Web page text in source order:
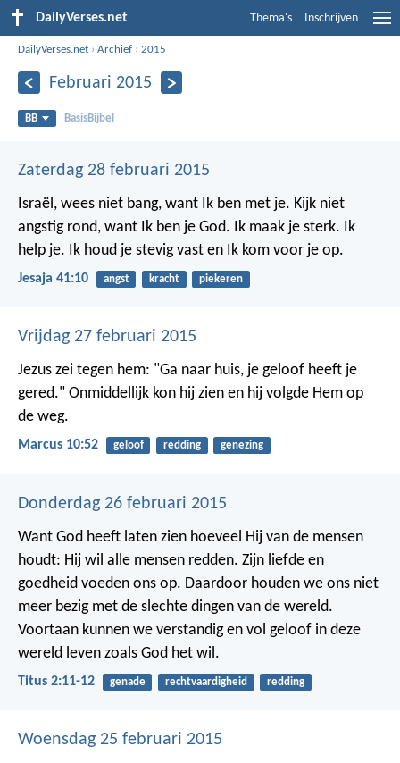
DailyVerses.net Thema's Inschrijven
DailyVerses.net ›Archief ›2015
Februari 2015
BB BasisBijbel
Zaterdag 28 februari 2015
Israël, wees niet bang, want Ik ben met je. Kijk niet
angstig rond, want Ik ben je God. Ik maak je sterk. Ik
help je. Ik houd je stevig vast en Ik kom voor je op.
Jesaja 41:10 angst kracht piekeren
Vrijdag 27 februari 2015
Jezus zei tegen hem: "Ga naar huis, je geloof heeft je
gered." Onmiddellijk kon hij zien en hij volgde Hem op
de weg.
Marcus 10:52 geloof redding genezing
Donderdag 26 februari 2015
Want God heeft laten zien hoeveel Hij van de mensen
houdt: Hij wil alle mensen redden. Zijn liefde en
goedheid voeden ons op. Daardoor houden we ons niet
meer bezig met de slechte dingen van de wereld.
Voortaan kunnen we verstandig en vol geloof in deze
wereld leven zoals God het wil.
Titus 2:11-12 genade rechtvaardigheid redding
Woensdag 25 februari 2015